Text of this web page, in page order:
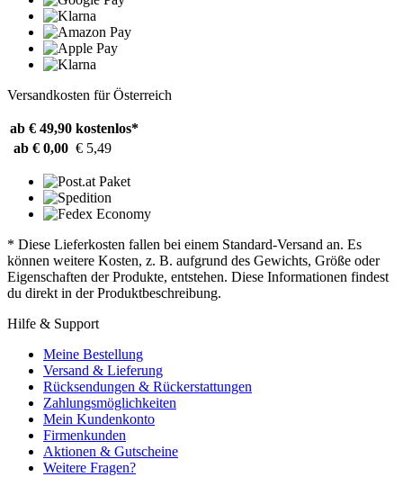
Versandkosten für Österreich
ab € 49,90 kostenlos*
ab € 0,00 € 5,49
* Diese Lieferkosten fallen bei einem Standard-Versand an. Es
können weitere Kosten, z. B. aufgrund des Gewichts, Größe oder
Eigenschaften der Produkte, entstehen. Diese Informationen findest
du direkt in der Produktbeschreibung.
Hilfe & Support
Meine Bestellung
Versand & Lieferung
Rücksendungen & Rückerstattungen
Zahlungsmöglichkeiten
Mein Kundenkonto
Firmenkunden
Aktionen & Gutscheine
Weitere Fragen?